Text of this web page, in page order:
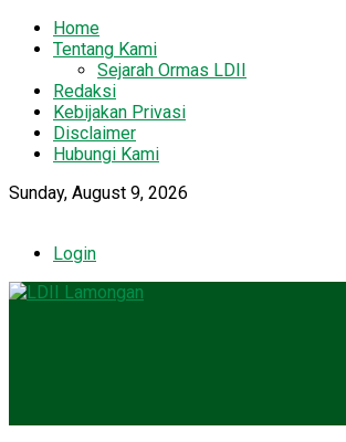
Home
Tentang Kami
Sejarah Ormas LDII
Redaksi
Kebijakan Privasi
Disclaimer
Hubungi Kami
Sunday, August 9, 2026
Login